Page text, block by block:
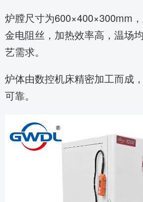
炉膛尺寸为600×400×300mm
金电阻丝，加热效率高，温场
艺需求。
炉体由数控机床精密加工而成
可靠。